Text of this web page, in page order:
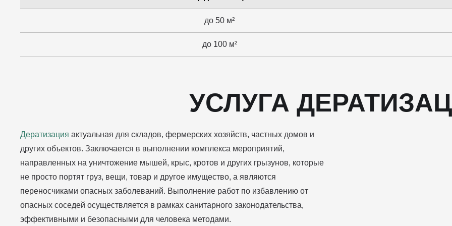
до 50 м²
до 100 м²
УСЛУГА
Дератизация актуальная для складов, фермерских хозяйств, частных домов и
других объектов. Заключается в выполнении комплекса мероприятий,
направленных на уничтожение мышей, крыс, кротов и других грызунов, которые
не просто портят груз, вещи, товар и другое имущество, а являются
переносчиками опасных заболеваний. Выполнение работ по избавлению от
опасных соседей осуществляется в рамках санитарного законодательства,
эффективными и безопасными для человека методами.